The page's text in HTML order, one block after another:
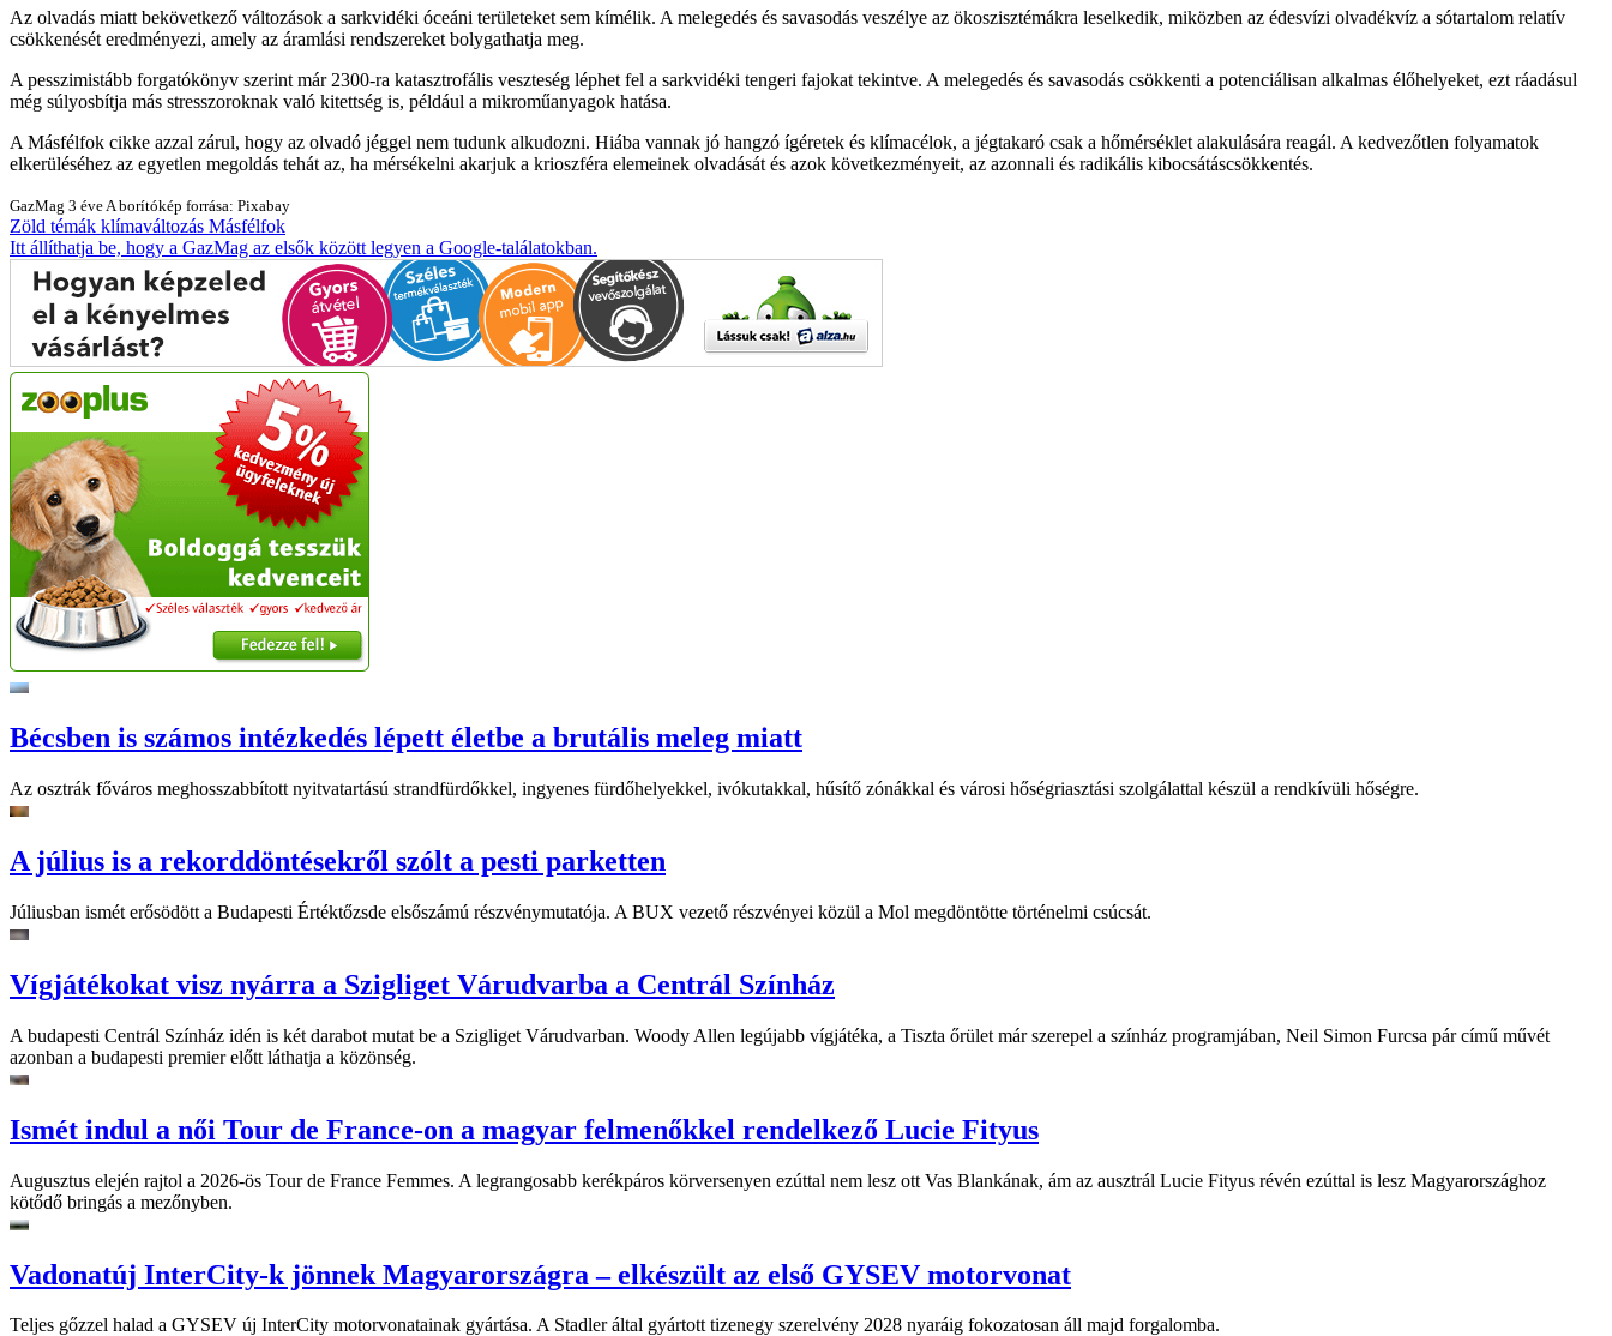
Az olvadás miatt bekövetkező változások a sarkvidéki óceáni területeket sem kímélik. A melegedés és savasodás veszélye az ökoszisztémákra leselkedik, miközben az édesvízi olvadékvíz a sótartalom relatív
csökkenését eredményezi, amely az áramlási rendszereket bolygathatja meg.
A pesszimistább forgatókönyv szerint már 2300-ra katasztrofális veszteség léphet fel a sarkvidéki tengeri fajokat tekintve. A melegedés és savasodás csökkenti a potenciálisan alkalmas élőhelyeket, ezt ráadásul
még súlyosbítja más stresszoroknak való kitettség is, például a mikroműanyagok hatása.
A Másfélfok cikke azzal zárul, hogy az olvadó jéggel nem tudunk alkudozni. Hiába vannak jó hangzó ígéretek és klímacélok, a jégtakaró csak a hőmérséklet alakulására reagál. A kedvezőtlen folyamatok
elkerüléséhez az egyetlen megoldás tehát az, ha mérsékelni akarjuk a krioszféra elemeinek olvadását és azok következményeit, az azonnali és radikális kibocsátáscsökkentés.
GazMag 3 éveA borítókép forrása: Pixabay
Zöld témák klímaváltozás Másfélfok
Itt állíthatja be, hogy a GazMag az elsők között legyen a Google-találatokban.
Bécsben is számos intézkedés lépett életbe a brutális meleg miatt
Az osztrák főváros meghosszabbított nyitvatartású strandfürdőkkel, ingyenes fürdőhelyekkel, ivókutakkal, hűsítő zónákkal és városi hőségriasztási szolgálattal készül a rendkívüli hőségre.
A július is a rekorddöntésekről szólt a pesti parketten
Júliusban ismét erősödött a Budapesti Értéktőzsde elsőszámú részvénymutatója. A BUX vezető részvényei közül a Mol megdöntötte történelmi csúcsát.
Vígjátékokat visz nyárra a Szigliget Várudvarba a Centrál Színház
A budapesti Centrál Színház idén is két darabot mutat be a Szigliget Várudvarban. Woody Allen legújabb vígjátéka, a Tiszta őrület már szerepel a színház programjában, Neil Simon Furcsa pár című művét
azonban a budapesti premier előtt láthatja a közönség.
Ismét indul a női Tour de France-on a magyar felmenőkkel rendelkező Lucie Fityus
Augusztus elején rajtol a 2026-ös Tour de France Femmes. A legrangosabb kerékpáros körversenyen ezúttal nem lesz ott Vas Blankának, ám az ausztrál Lucie Fityus révén ezúttal is lesz Magyarországhoz
kötődő bringás a mezőnyben.
Vadonatúj InterCity-k jönnek Magyarországra – elkészült az első GYSEV motorvonat
Teljes gőzzel halad a GYSEV új InterCity motorvonatainak gyártása. A Stadler által gyártott tizenegy szerelvény 2028 nyaráig fokozatosan áll majd forgalomba.